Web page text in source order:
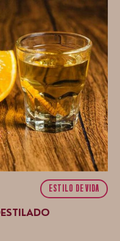
ESTILO DE VIDA